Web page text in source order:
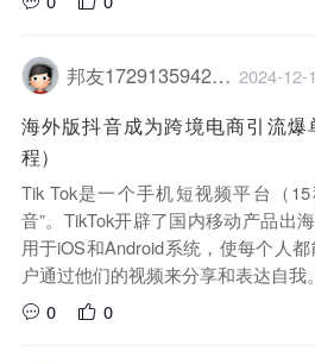
邦友1729135942029 2024-12-
海外版抖音成为跨境电商引流
程）
Tik Tok是一个手机短视频平台（
音”。TikTok开辟了国内移动产品出
用于iOS和Android系统，使每个人
户通过他们的视频来分享和表达自我。
0
0